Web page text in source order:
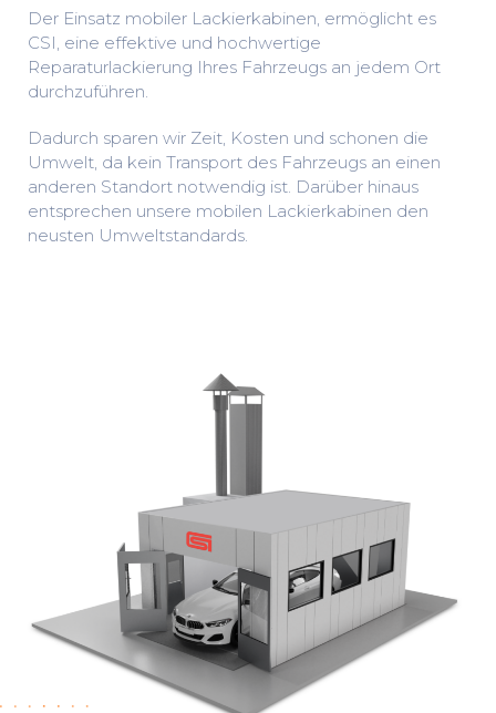
Der Einsatz mobiler Lackierkabinen, ermöglicht es
CSI, eine effektive und hochwertige
Reparaturlackierung Ihres Fahrzeugs an jedem Ort
durchzuführen.
Dadurch sparen wir Zeit, Kosten und schonen die
Umwelt, da kein Transport des Fahrzeugs an einen
anderen Standort notwendig ist. Darüber hinaus
entsprechen unsere mobilen Lackierkabinen den
neusten Umweltstandards.